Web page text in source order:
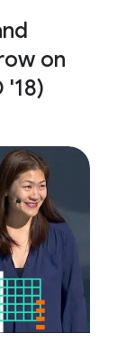
on
'18)